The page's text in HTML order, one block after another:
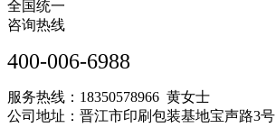
全国统一
咨询热线
400-006-6988
服务热线：18350578966 黄女士
公司地址：晋江市印刷包装基地宝声路3号